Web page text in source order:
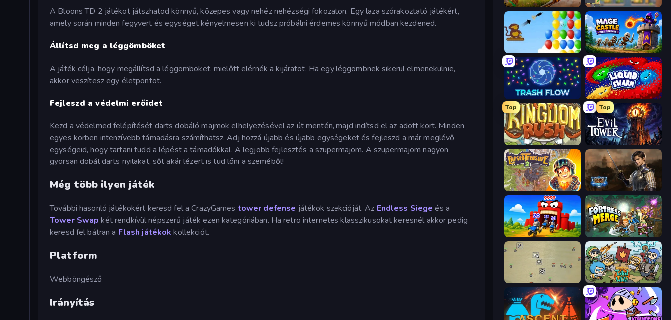
A Bloons TD 2 játékot játszhatod könnyű, közepes vagy nehéz nehézségi fokozaton. Egy laza szórakoztató játékért,
amely során minden fegyvert és egységet kényelmesen ki tudsz próbálni érdemes könnyű módban kezdened.
Állítsd meg a léggömböket
A játék célja, hogy megállítsd a léggömböket, mielőtt elérnék a kijáratot. Ha egy léggömbnek sikerül elmenekülnie,
akkor veszítesz egy életpontot.
Fejleszd a védelmi erőidet
Kezd a védelmed felépítését darts dobáló majmok elhelyezésével az út mentén, majd indítsd el az adott kört. Minden
egyes körben intenzívebb támadásra számíthatsz. Adj hozzá újabb és újabb egységeket és fejleszd a már meglévő
egységeid, hogy tartani tudd a lépést a támadókkal. A legjobb fejlesztés a szupermajom. A szupermajom nagyon
gyorsan dobál darts nyilakat, sőt akár lézert is tud lőni a szeméből!
Még több ilyen játék
További hasonló játékokért keresd fel a CrazyGames tower defense játékok szekcióját. Az Endless Siege és a
Tower Swap két rendkívül népszerű játék ezen kategóriában. Ha retro internetes klasszikusokat keresnél akkor pedig
keresd fel bátran a Flash játékokkollekciót.
Platform
Webböngésző
Irányítás
Infinity Kingdom Leek Factory Tycoon
Mage Castle Idle Defense
Trash Flow Liquid Swarm
Top
Kingdom Rush
Top
Evil Tower
Cursed Treasure 2 Battle Arena
TimeWarriors Fortress Merge
Desktop Tower Defense Raid Heroes: Total War